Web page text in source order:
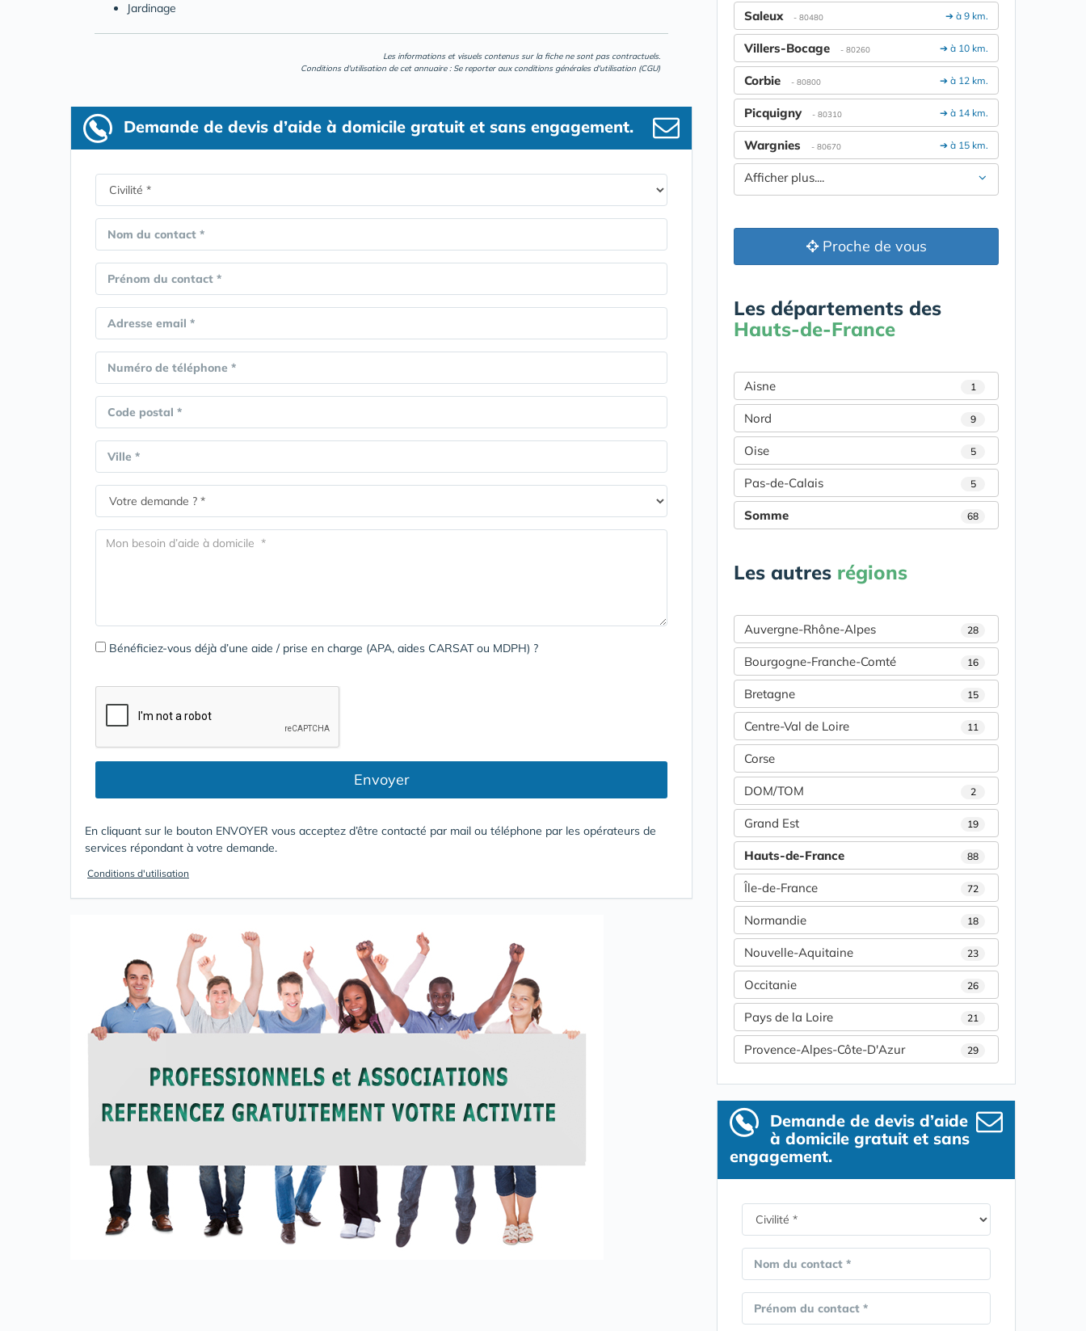
Jardinage
Les informations et visuels contenus sur la fiche ne sont pas contractuels.
Conditions d'utilisation de cet annuaire : Se reporter aux conditions générales d'utilisation (CGU)
Demande de devis d’aide à domicile gratuit et sans engagement.
Nom du contact *
Prénom du contact *
Adresse email *
Numéro de téléphone *
Code postal *
Ville *
Bénéficiez-vous déjà d’une aide / prise en charge (APA, aides CARSAT ou MDPH) ?
Envoyer
En cliquant sur le bouton ENVOYER vous acceptez d’être contacté par mail ou téléphone par les opérateurs de
services répondant à votre demande.
Conditions d'utilisation
➔ à 9 km.
Saleux - 80480
➔ à 10 km.
Villers-Bocage - 80260
➔ à 12 km.
Corbie - 80800
➔ à 14 km.
Picquigny - 80310
➔ à 15 km.
Wargnies - 80670
Afficher plus....
Proche de vous
Les départements des
Hauts-de-France
Aisne 1
Nord 9
Oise 5
Pas-de-Calais 5
Somme 68
Les autres régions
Auvergne-Rhône-Alpes 28
Bourgogne-Franche-Comté 16
Bretagne 15
Centre-Val de Loire 11
Corse
DOM/TOM 2
Grand Est 19
Hauts-de-France 88
Île-de-France 72
Normandie 18
Nouvelle-Aquitaine 23
Occitanie 26
Pays de la Loire 21
Provence-Alpes-Côte-D'Azur 29
Demande de devis d’aide
à domicile gratuit et sans
engagement.
Nom du contact *
Prénom du contact *